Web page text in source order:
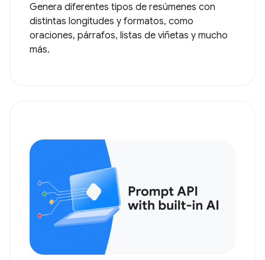
Genera diferentes tipos de resúmenes con
distintas longitudes y formatos, como
oraciones, párrafos, listas de viñetas y mucho
más.